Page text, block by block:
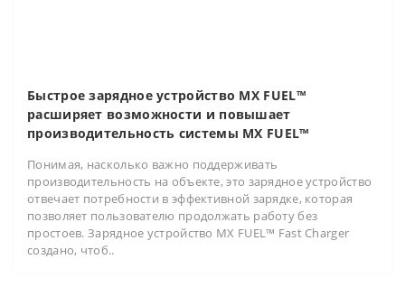
Быстрое зарядное устройство MX FUEL™
расширяет возможности и повышает
производительность системы MX FUEL™
Понимая, насколько важно поддерживать
производительность на объекте, это зарядное устройство
отвечает потребности в эффективной зарядке, которая
позволяет пользователю продолжать работу без
простоев. Зарядное устройство MX FUEL™ Fast Charger
создано, чтоб..